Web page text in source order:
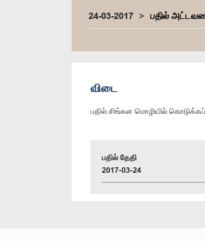
24-03-2017 பதில்
விடை
பதில் சிங்கள மொழியில்
பதில் தேதி
2017-03-24